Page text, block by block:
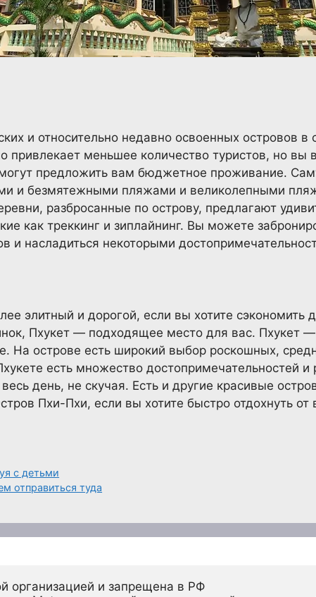
и относительно недавно освоенных островов в
привлекает меньшее количество туристов, но вы
предложить вам бюджетное проживание.
и безмятежными пляжами и великолепными
разбросанные по острову, предлагают
как треккинг и зиплайнинг. Вы можете
и насладиться некоторыми
элитный и дорогой, если вы хотите сэкономить
Пхукет — подходящее место для вас. Пхукет
На острове есть широкий выбор роскошных,
есть множество достопримечательностей и
день, не скучая. Есть и другие красивые
Пхи-Пхи, если вы хотите быстро отдохнуть от
с детьми
отправиться туда
организацией и запрещена в РФ